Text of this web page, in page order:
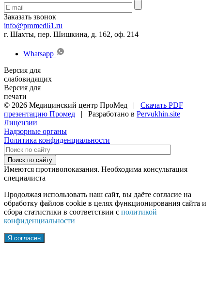
Заказать звонок
info@promed61.ru
г. Шахты, пер. Шишкина, д. 162, оф. 214
Whatsapp
Версия для
слабовидящих
Версия для
печати
© 2026 Медицинский центр ПроМед | Скачать PDF
презентацию Промед | Разработано в Pervukhin.site
Лицензии
Надзорные органы
Политика конфиденциальности
Поиск по сайту
Имеются противопоказания. Необходима консультация
специалиста
Продолжая использовать наш сайт, вы даёте согласие на
обработку файлов cookie в целях функционирования сайта и
сбора статистики в соответствии с политикой
конфиденциальности
Я согласен